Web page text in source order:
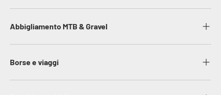
Abbigliamento MTB & Gravel
Borse e viaggi